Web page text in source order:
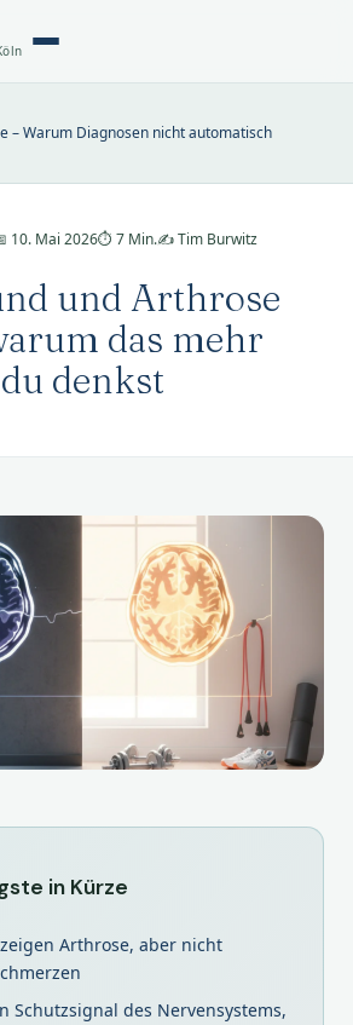
– Warum Diagnosen nicht automatisch
10. Mai 2026⏱ 7 Min.✍️ Tim Burwitz
und Arthrose
das mehr
denkst
in Kürze
Arthrose, aber nicht
Schutzsignal des Nervensystems,